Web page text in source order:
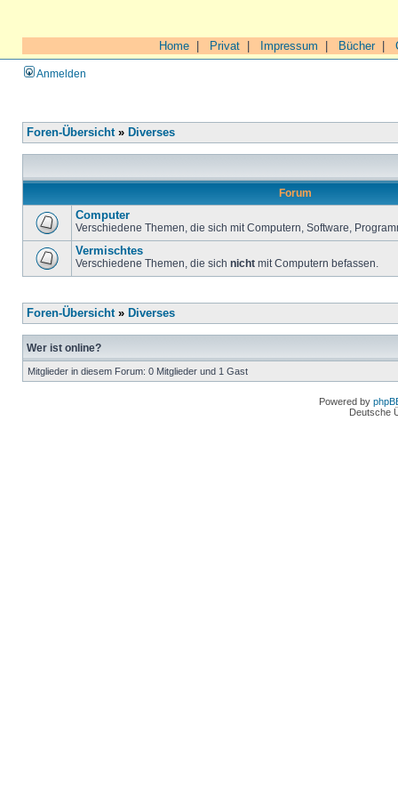
Home Privat Impressum Bücher|
Anmelden
Foren-Übersicht» Diverses
Forum
Computer
Verschiedene Themen, die sich mit Computern, Software,
Vermischtes
Verschiedene Themen, die sich nicht mit Computern befassen.
Foren-Übersicht» Diverses
Wer ist online?
Mitglieder in diesem Forum: 0 Mitglieder und 1 Gast
Powered by
Deutsche